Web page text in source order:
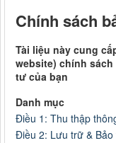
Chính sách
Tài liệu này cung
website) chính
tư của bạn
Danh mục
Điều 1: Thu thập
Điều 2: Lưu trữ & Bảo